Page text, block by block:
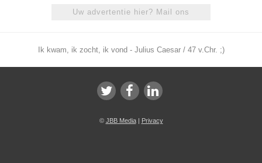
Uw advertentie hier? Mail ons
Ik kwam, ik zocht, ik vond - Julius Caesar / 47 v.Chr. ;)
© JBB Media| Privacy